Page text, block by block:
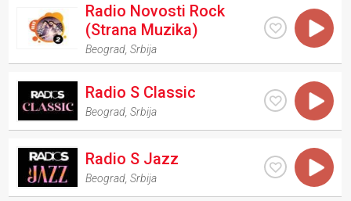
Radio Novosti Rock
(Strana Muzika)
Beograd ,Srbija
Radio S Classic
Beograd ,Srbija
Radio S Jazz
Beograd ,Srbija